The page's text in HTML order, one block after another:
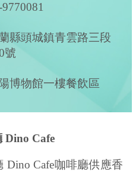
縣頭城鎮青雲路三段
號
博物館一樓餐飲區
Dino Cafe
Dino Cafe咖啡廳供應香